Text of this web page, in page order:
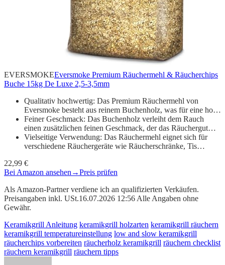
EVERSMOKEEversmoke Premium Räuchermehl & Räucherchips
Buche 15kg De Luxe 2,5-3,5mm
Qualitativ hochwertig: Das Premium Räuchermehl von
Eversmoke besteht aus reinem Buchenholz, was für eine ho…
Feiner Geschmack: Das Buchenholz verleiht dem Rauch
einen zusätzlichen feinen Geschmack, der das Räuchergut…
Vielseitige Verwendung: Das Räuchermehl eignet sich für
verschiedene Räuchergeräte wie Räucherschränke, Tis…
22,99 €
Bei Amazon ansehen →Preis prüfen
Als Amazon-Partner verdiene ich an qualifizierten Verkäufen.
Preisangaben inkl. USt.16.07.2026 12:56 Alle Angaben ohne
Gewähr.
Keramikgrill Anleitung keramikgrill holzarten keramikgrill räuchern
keramikgrill temperatureinstellung low and slow keramikgrill
räucherchips vorbereiten räucherholz keramikgrill räuchern checklist
räuchern keramikgrill räuchern tipps